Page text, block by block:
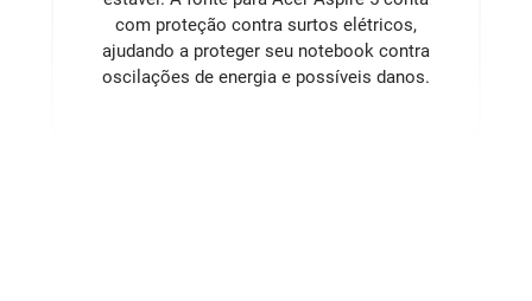
com proteção contra surtos elétricos,
ajudando a proteger seu notebook contra
oscilações de energia e possíveis danos.